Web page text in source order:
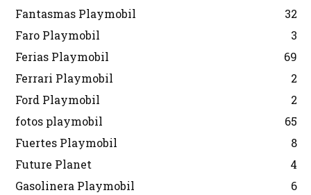
Fantasmas Playmobil
32
Faro Playmobil
3
Ferias Playmobil
69
Ferrari Playmobil
2
Ford Playmobil
2
fotos playmobil
65
Fuertes Playmobil
8
Future Planet
4
Gasolinera Playmobil
6